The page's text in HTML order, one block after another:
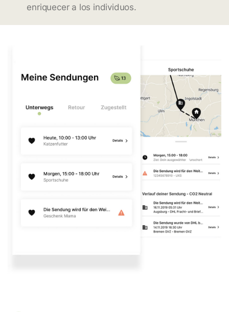
enriquecer a los individuos.